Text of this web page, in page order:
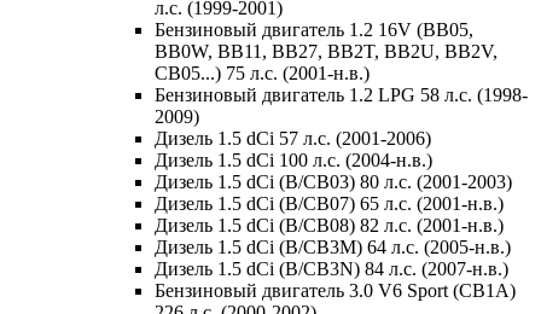
л.с. (1999-2001)
Бензиновый двигатель 1.2 16V (BB05,
BB0W, BB11, BB27, BB2T, BB2U, BB2V,
CB05...) 75 л.с. (2001-н.в.)
Бензиновый двигатель 1.2 LPG 58 л.с. (1998-
2009)
Дизель 1.5 dCi 57 л.с. (2001-2006)
Дизель 1.5 dCi 100 л.с. (2004-н.в.)
Дизель 1.5 dCi (B/CB03) 80 л.с. (2001-2003)
Дизель 1.5 dCi (B/CB07) 65 л.с. (2001-н.в.)
Дизель 1.5 dCi (B/CB08) 82 л.с. (2001-н.в.)
Дизель 1.5 dCi (B/CB3M) 64 л.с. (2005-н.в.)
Дизель 1.5 dCi (B/CB3N) 84 л.с. (2007-н.в.)
Бензиновый двигатель 3.0 V6 Sport (CB1A)